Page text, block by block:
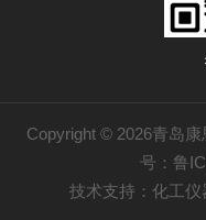
Copyright © 2026青岛
号：鲁
技术支持： 化工仪